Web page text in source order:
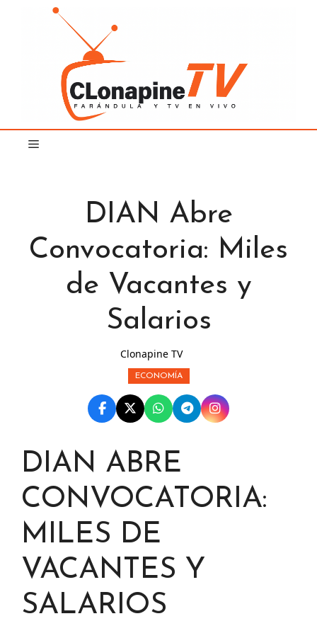
DIAN Abre
Convocatoria: Miles
de Vacantes y
Salarios
Clonapine TV
ECONOMÍA
DIAN ABRE
CONVOCATORIA:
MILES DE
VACANTES Y
SALARIOS